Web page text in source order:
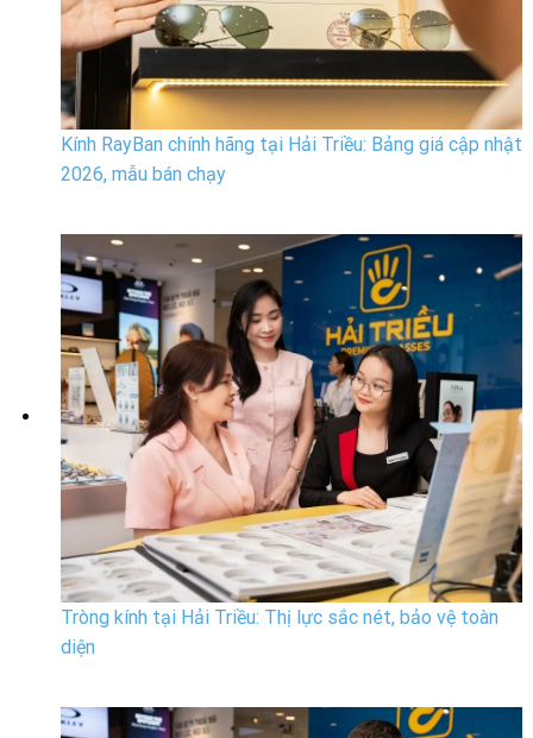
Kính RayBan chính hãng tại Hải Triều: Bảng giá cập nhật
2026, mẫu bán chạy
Tròng kính tại Hải Triều: Thị lực sắc nét, bảo vệ toàn
diện